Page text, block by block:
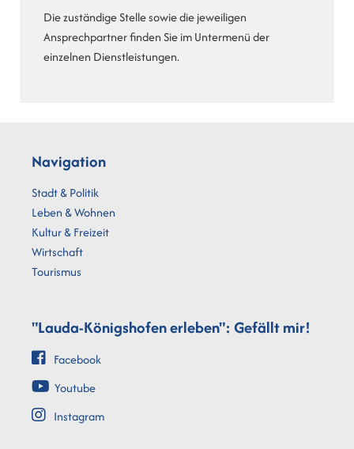
Die zuständige Stelle sowie die jeweiligen
Ansprechpartner finden Sie im Untermenü der
einzelnen Dienstleistungen.
Navigation
Stadt & Politik
Leben & Wohnen
Kultur & Freizeit
Wirtschaft
Tourismus
"Lauda-Königshofen erleben": Gefällt mir!
Facebook
Youtube
Instagram